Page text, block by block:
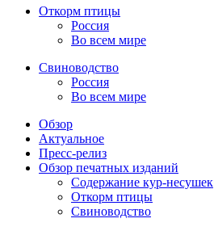
Откорм птицы
Россия
Во всем мире
Свиноводство
Россия
Во всем мире
Обзор
Актуальное
Пресс-релиз
Обзор печатных изданий
Содержание кур-несушек
Откорм птицы
Свиноводство